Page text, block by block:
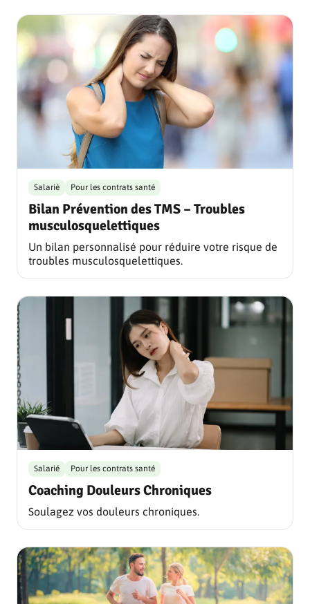
Bilan Prévention des TMS – Troubles
musculosquelettiques
Salarié Pour les contrats santé
Un bilan personnalisé pour réduire votre risque de
troubles musculosquelettiques.
Coaching Douleurs Chroniques
Salarié Pour les contrats santé
Soulagez vos douleurs chroniques.